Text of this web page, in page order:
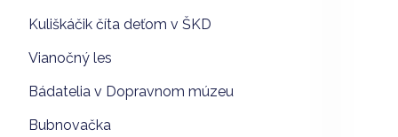
Kuliškáčik číta deťom v ŠKD
Vianočný les
Bádatelia v Dopravnom múzeu
Bubnovačka